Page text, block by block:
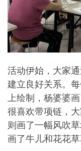
活动伊始，大家通
建立良好关系。
上绘制，杨婆婆
很喜欢带项链，
则画了一幅风吹
画了牛儿和花花